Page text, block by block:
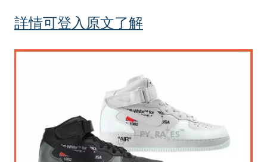
詳情可登入原文了解